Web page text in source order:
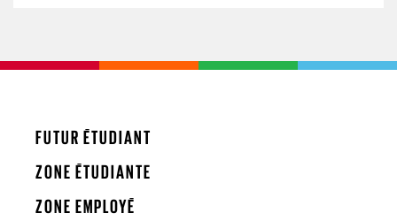
FUTUR ÉTUDIANT
ZONE ÉTUDIANTE
ZONE EMPLOYÉ